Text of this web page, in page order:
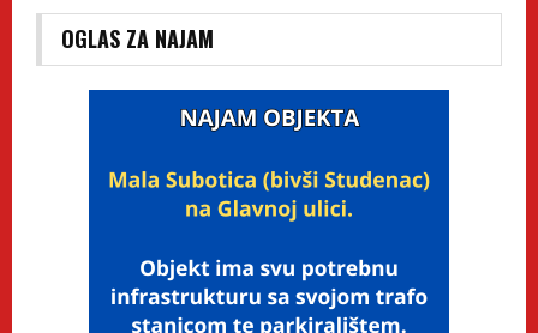
OGLAS ZA NAJAM